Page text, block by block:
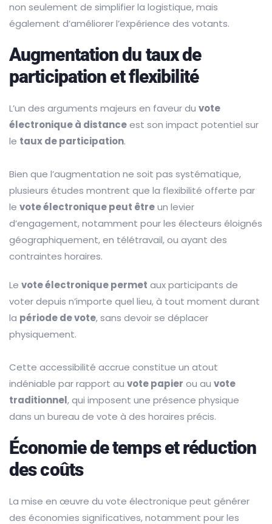
non seulement de simplifier la logistique, mais
également d’améliorer l’expérience des votants.
Augmentation du taux de
participation et flexibilité
L’un des arguments majeurs en faveur du vote
électronique à distanceest son impact potentiel sur
le taux de participation.
Bien que l’augmentation ne soit pas systématique,
plusieurs études montrent que la flexibilité offerte par
le vote électronique peut êtreun levier
d’engagement, notamment pour les électeurs éloignés
géographiquement, en télétravail, ou ayant des
contraintes horaires.
Le vote électronique permet aux participants de
voter depuis n’importe quel lieu, à tout moment durant
la période de vote, sans devoir se déplacer
physiquement.
Cette accessibilité accrue constitue un atout
indéniable par rapport au vote papier ou au vote
traditionnel, qui imposent une présence physique
dans un bureau de vote à des horaires précis.
Économie de temps et réduction
des coûts
La mise en œuvre du vote électronique peut générer
des économies significatives, notamment pour les